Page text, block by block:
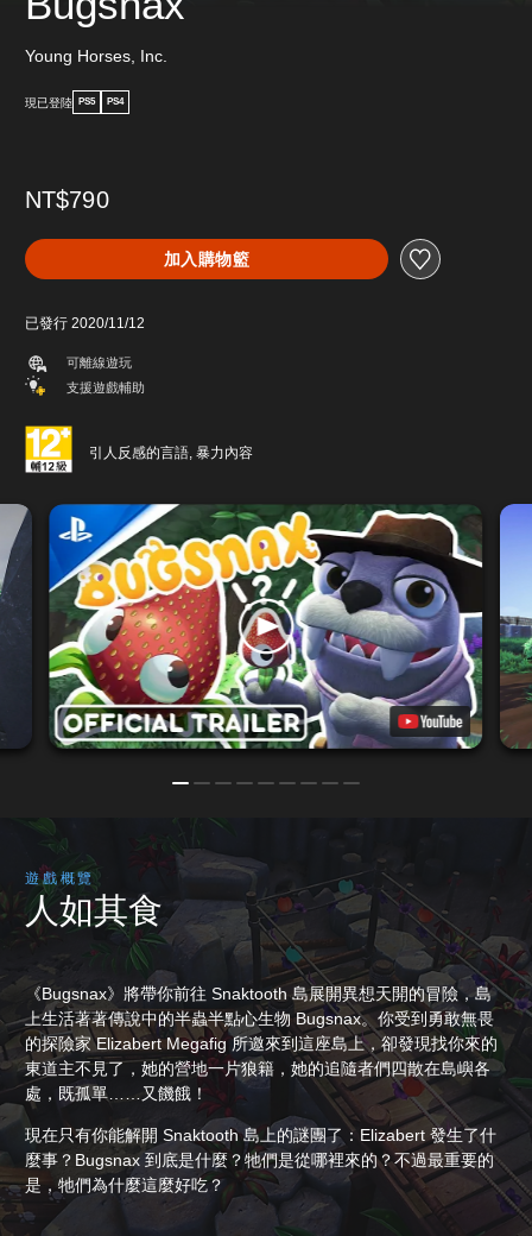
Young Horses, Inc.
現已登陸 PS5 PS4
NT$790
加入購物籃
已發行 2020/11/12
可離線遊玩
支援遊戲輔助
引人反感的言語, 暴力內容
遊戲概覽
人如其食
《Bugsnax》將帶你前往 Snaktooth 島展開異想天開的冒險，島
上生活著著傳說中的半蟲半點心生物 Bugsnax。你受到勇敢無畏
的探險家 Elizabert Megafig 所邀來到這座島上，卻發現找你來的
東道主不見了，她的營地一片狼籍，她的追隨者們四散在島嶼各
處，既孤單……又饑餓！
現在只有你能解開 Snaktooth 島上的謎團了：Elizabert 發生了什
麼事？Bugsnax 到底是什麼？牠們是從哪裡來的？不過最重要的
是，牠們為什麼這麼好吃？